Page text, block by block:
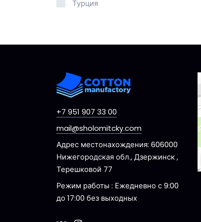
Турция
+7 951 907 33 00
mail@sholomitcky.com
Адрес местонахождения: 606000
Нижегородская обл., Дзержинск ,
Терешковой 77
Режим работы : Ежедневно с 9:00
до 17:00 без выходных